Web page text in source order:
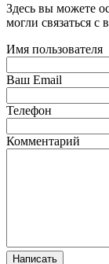
Здесь вы можете
могли связаться с
Имя пользователя
Ваш Email
Телефон
Комментарий
Написать